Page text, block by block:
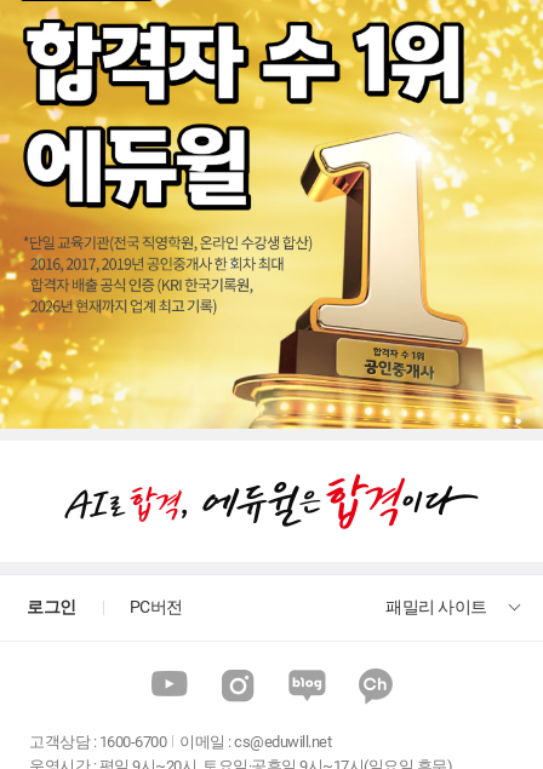
[안내] 에듀윌 플레이어 업데이트 공지
[안내] 기출해설 강좌 서비스 안내 (기출 개년수 확대)
[공지] 2026년 국가기술자격 검정시행 공고(시험일정 안내)
로그인 PC버전 패밀리 사이트
고객상담: 1600-6700 이메일 :cs@eduwill.net